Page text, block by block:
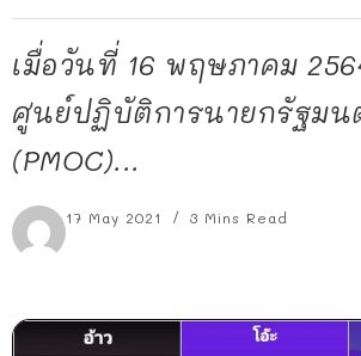
เมื่อวันที่ 16 พฤษภาคม
ศูนย์ปฏิบัติการนายกรัฐมน
(PMOC)...
17 May 2021 3 Mins Read